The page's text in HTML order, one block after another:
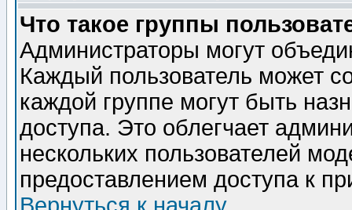
Что такое группы
Администраторы могут
Каждый пользователь может
каждой группе могут быть
доступа. Это облегчает
нескольких пользователей
предоставлением доступа к